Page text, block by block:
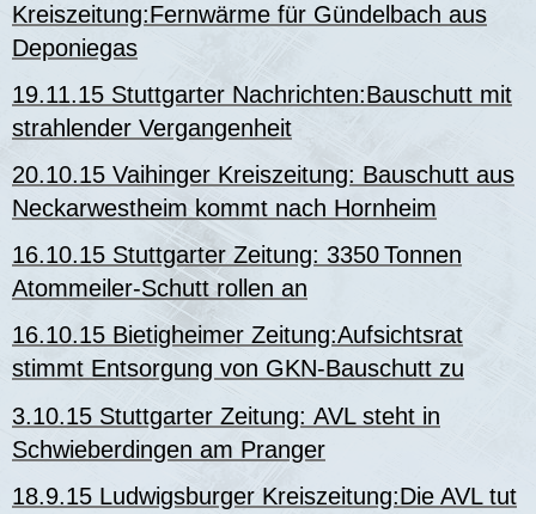
Kreiszeitung:Fernwärme für Gündelbach aus
Deponiegas
19.11.15 Stuttgarter Nachrichten:Bauschutt mit
strahlender Vergangenheit
20.10.15 Vaihinger Kreiszeitung: Bauschutt aus
Neckarwestheim kommt nach Hornheim
16.10.15 Stuttgarter Zeitung: 3350 Tonnen
Atommeiler-Schutt rollen an
16.10.15 Bietigheimer Zeitung:Aufsichtsrat
stimmt Entsorgung von GKN-Bauschutt zu
3.10.15 Stuttgarter Zeitung: AVL steht in
Schwieberdingen am Pranger
18.9.15 Ludwigsburger Kreiszeitung:Die AVL tut